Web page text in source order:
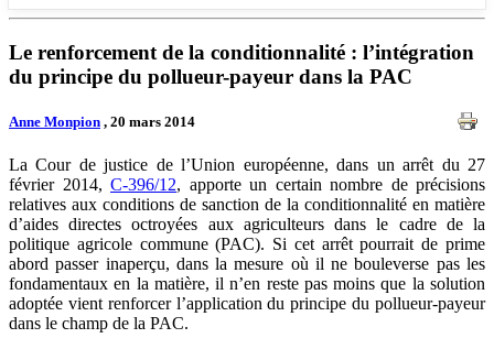
Le renforcement de la conditionnalité : l’intégration
du principe du pollueur-payeur dans la PAC
Anne Monpion , 20 mars 2014
La Cour de justice de l’Union européenne, dans un arrêt du 27
février 2014, C-396/12, apporte un certain nombre de précisions
relatives aux conditions de sanction de la conditionnalité en matière
d’aides directes octroyées aux agriculteurs dans le cadre de la
politique agricole commune (PAC). Si cet arrêt pourrait de prime
abord passer inaperçu, dans la mesure où il ne bouleverse pas les
fondamentaux en la matière, il n’en reste pas moins que la solution
adoptée vient renforcer l’application du principe du pollueur-payeur
dans le champ de la PAC.